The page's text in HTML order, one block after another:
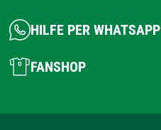
HILFE PER WHATSAPP
FANSHOP